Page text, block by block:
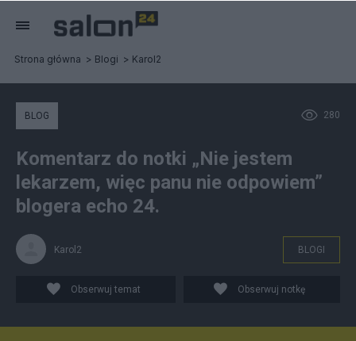
Strona główna Blogi Karol2
280
BLOG
Komentarz do notki „Nie jestem
lekarzem, więc panu nie odpowiem”
blogera echo 24.
Karol2 BLOGI
Obserwuj temat Obserwuj notkę